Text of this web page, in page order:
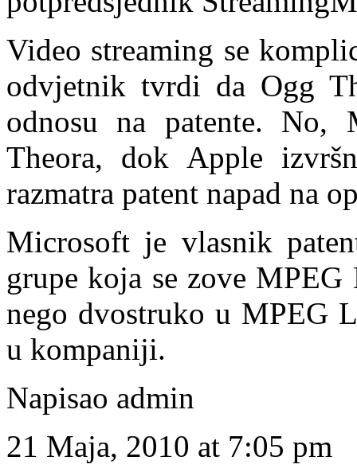
Video streaming se
odvjetnik tvrdi da Ogg
odnosu na patente. No,
Theora, dok Apple
razmatra patent napad na
Microsoft je vlasnik
grupe koja se zove
nego dvostruko u MPEG
u kompaniji.
Napisao admin
21 Maja, 2010 at 7:05 pm